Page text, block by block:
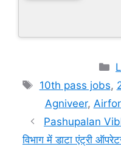
Tags
10th pass jobs,
Agniveer,
Pashupalan
विभाग में डाटा एंट्री